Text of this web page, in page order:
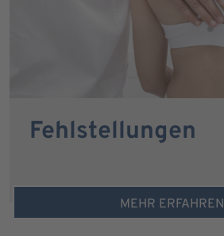
Fehlstellungen
MEHR ERFAHREN